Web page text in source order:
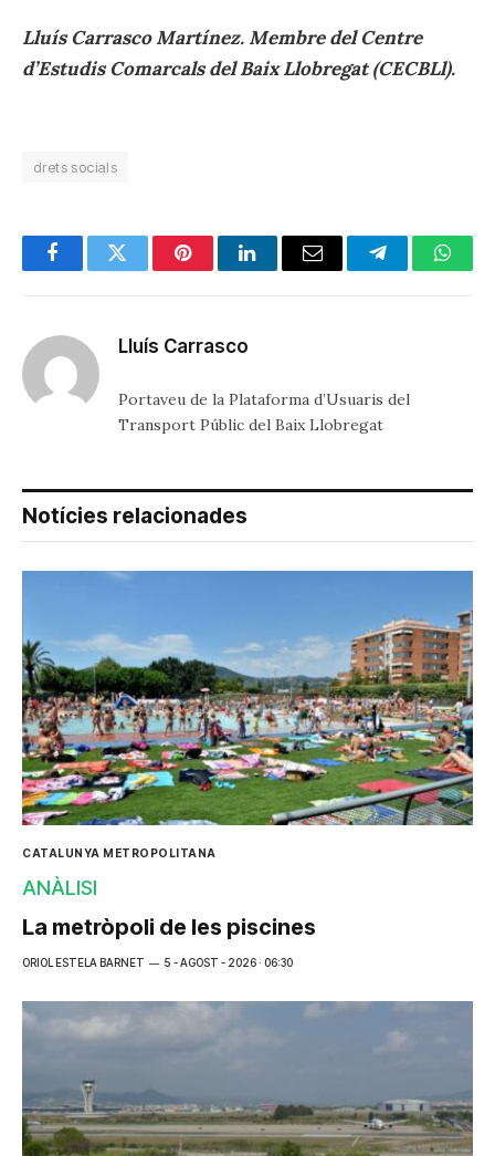
Lluís Carrasco Martínez. Membre del Centre
d’Estudis Comarcals del Baix Llobregat (CECBLl).
drets socials
FacebookTwitter PinterestLinkedInEmail Telegram
Lluís Carrasco
Portaveu de la Plataforma d’Usuaris del
Transport Públic del Baix Llobregat
Notícies relacionades
CATALUNYA METROPOLITANA
ANÀLISI
La metròpoli de les piscines
ORIOL ESTELA BARNET 5 - AGOST - 2026 · 06:30